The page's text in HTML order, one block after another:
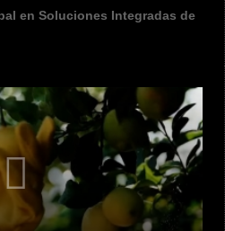
en Soluciones Integradas de